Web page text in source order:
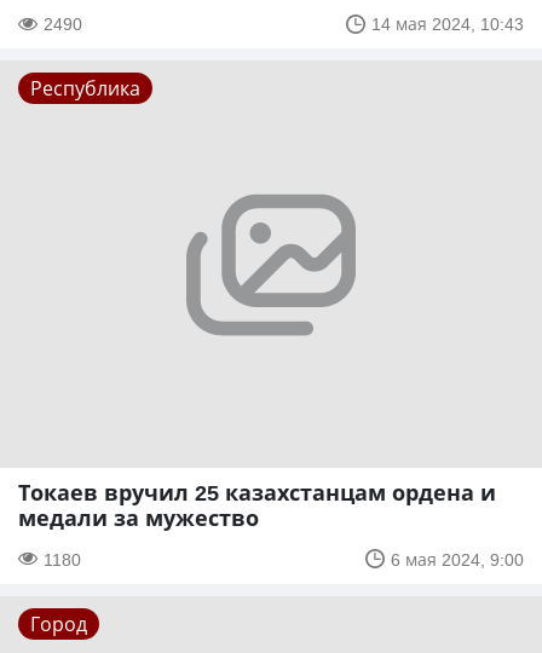
2490 14 мая 2024, 10:43
Республика
Токаев вручил 25 казахстанцам ордена и
медали за мужество
1180 6 мая 2024, 9:00
Город